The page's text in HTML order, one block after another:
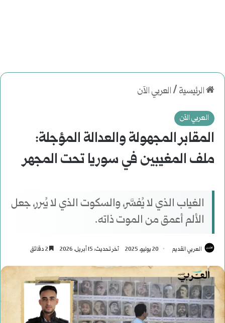
الرئيسية /العربي الآن
العربي الآن
المقابر المجهولة والعدالة المؤجلة:
ملف المغيبين في سوريا تحت المجهر
الغياب الذي لا يُفسَّر، والسكوت الذي لا يُبرر، جعل
الألم أعمق من الموت ذاته.
العربي القديم 20 يوليو، 2025 آخر تحديث: 15 أبريل، 2026